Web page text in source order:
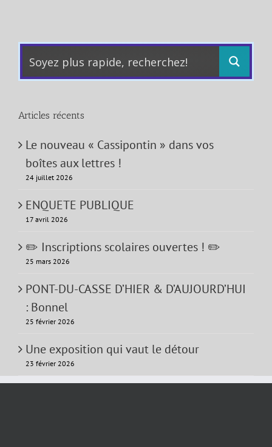
Articles récents
Le nouveau « Cassipontin » dans vos
boîtes aux lettres !
24 juillet 2026
ENQUETE PUBLIQUE
17 avril 2026
✏️ Inscriptions scolaires ouvertes ! ✏️
25 mars 2026
PONT-DU-CASSE D’HIER & D’AUJOURD’HUI
: Bonnel
25 février 2026
Une exposition qui vaut le détour
23 février 2026